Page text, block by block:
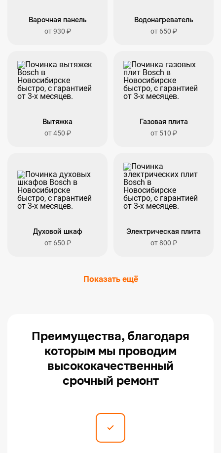
Варочная панель
от 930 ₽
Водонагреватель
от 650 ₽
Вытяжка
от 450 ₽
Газовая плита
от 510 ₽
Духовой шкаф
от 650 ₽
Электрическая плита
от 800 ₽
Показать ещё
Преимущества, благодаря
которым мы проводим
высококачественный
срочный ремонт